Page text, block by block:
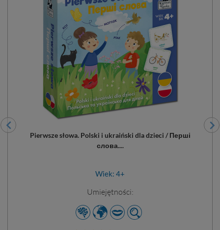
Pierwsze słowa. Polski i ukraiński dla dzieci / Перші
слова....
Wiek: 4+
Umiejętności: